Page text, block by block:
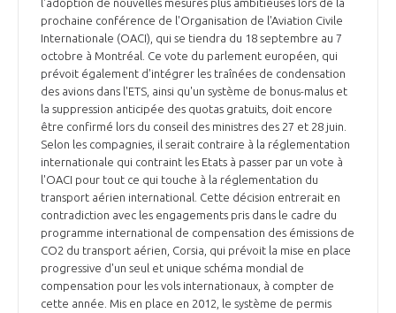
l'adoption de nouvelles mesures plus ambitieuses lors de la
prochaine conférence de l'Organisation de l'Aviation Civile
Internationale (OACI), qui se tiendra du 18 septembre au 7
octobre à Montréal. Ce vote du parlement européen, qui
prévoit également d'intégrer les traînées de condensation
des avions dans l'ETS, ainsi qu'un système de bonus-malus et
la suppression anticipée des quotas gratuits, doit encore
être confirmé lors du conseil des ministres des 27 et 28 juin.
Selon les compagnies, il serait contraire à la réglementation
internationale qui contraint les Etats à passer par un vote à
l'OACI pour tout ce qui touche à la réglementation du
transport aérien international. Cette décision entrerait en
contradiction avec les engagements pris dans le cadre du
programme international de compensation des émissions de
CO2 du transport aérien, Corsia, qui prévoit la mise en place
progressive d'un seul et unique schéma mondial de
compensation pour les vols internationaux, à compter de
cette année. Mis en place en 2012, le système de permis